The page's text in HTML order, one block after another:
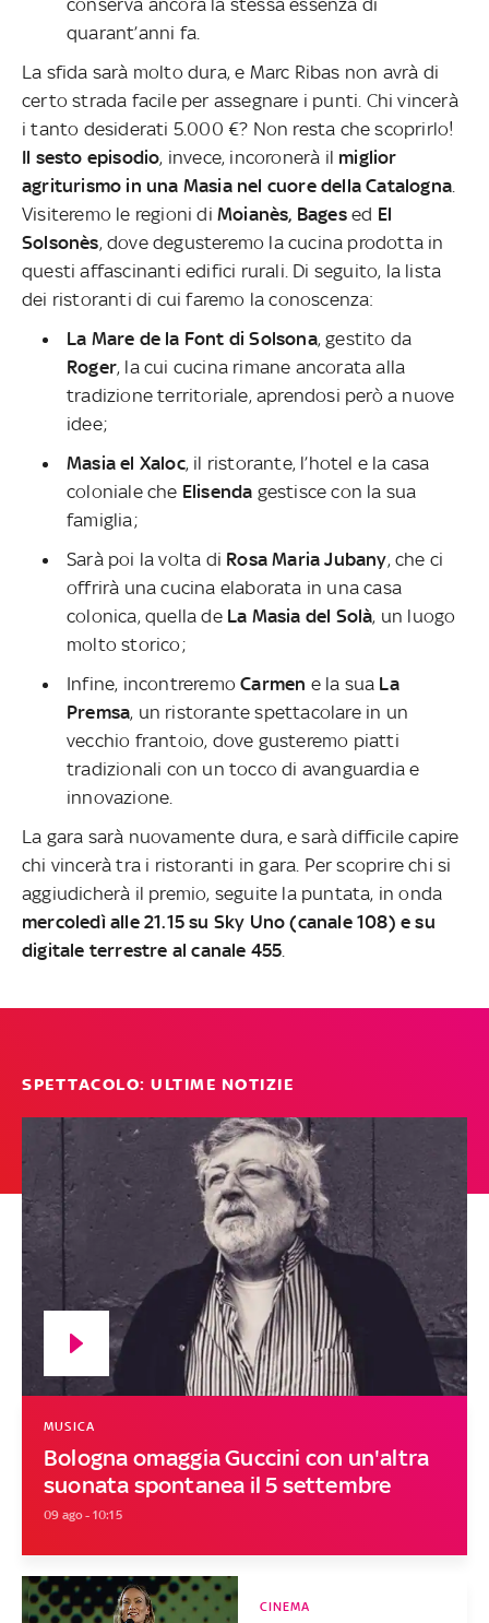
quarant’anni fa.
La sfida sarà molto dura, e Marc Ribas non avrà di
certo strada facile per assegnare i punti. Chi vincerà
i tanto desiderati 5.000 €? Non resta che scoprirlo!
Il sesto episodio, invece, incoronerà il miglior
agriturismo in una Masia nel cuore della Catalogna
Visiteremo le regioni di Moianès, Bagesed El
Solsonès, dove degusteremo la cucina prodotta in
questi affascinanti edifici rurali. Di seguito, la lista
dei ristoranti di cui faremo la conoscenza:
La Mare de la Font di Solsona, gestito da
Roger, la cui cucina rimane ancorata alla
tradizione territoriale, aprendosi però a nuove
idee;
Masia el Xaloc, il ristorante, l’hotel e la casa
coloniale che Elisenda gestisce con la sua
famiglia;
Sarà poi la volta di Rosa Maria Jubany, che ci
offrirà una cucina elaborata in una casa
colonica, quella de La Masia del Solà, un luogo
molto storico;
Infine, incontreremoCarmen e la sua La
Premsa, un ristorante spettacolare in un
vecchio frantoio, dove gusteremo piatti
tradizionali con un tocco di avanguardia e
innovazione.
La gara sarà nuovamente dura, e sarà difficile capire
chi vincerà tra i ristoranti in gara. Per scoprire chi si
aggiudicherà il premio, seguite la puntata, in onda
mercoledì alle 21.15 su Sky Uno (canale 108) e su
digitale terrestre al canale 455
SPETTACOLO: ULTIME NOTIZIE
Bologna omaggia Guccini con un'altra
suonata spontanea il 5 settembre
MUSICA
09 ago - 10:15
CINEMA